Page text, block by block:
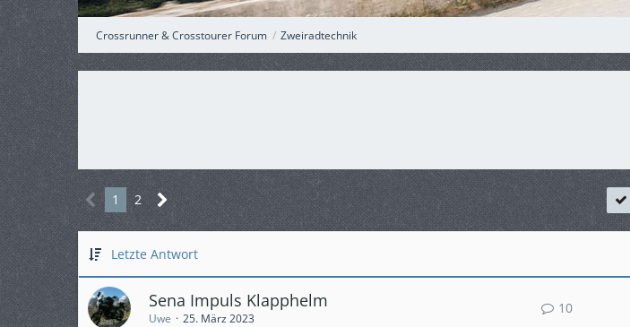
Crossrunner & Crosstourer Forum Zweiradtechnik
1 2
Letzte Antwort
Sena Impuls Klapphelm
Uwe 25. März 2023
10